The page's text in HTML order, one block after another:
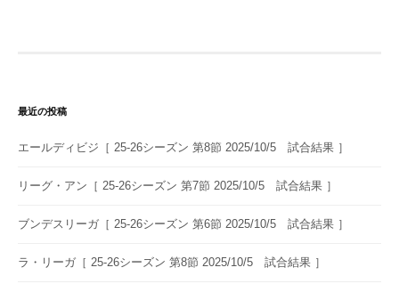
シ
ョ
最近の投稿
エールディビジ［ 25-26シーズン 第8節 2025/10/5 試合結果 ］
リーグ・アン［ 25-26シーズン 第7節 2025/10/5 試合結果 ］
ブンデスリーガ［ 25-26シーズン 第6節 2025/10/5 試合結果 ］
ラ・リーガ［ 25-26シーズン 第8節 2025/10/5 試合結果 ］